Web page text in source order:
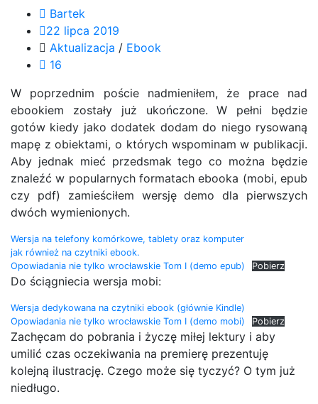
Bartek
22 lipca 2019
Aktualizacja / Ebook
16
W poprzednim poście nadmieniłem, że prace nad
ebookiem zostały już ukończone. W pełni będzie
gotów kiedy jako dodatek dodam do niego rysowaną
mapę z obiektami, o których wspominam w publikacji.
Aby jednak mieć przedsmak tego co można będzie
znaleźć w popularnych formatach ebooka (mobi, epub
czy pdf) zamieściłem wersję demo dla pierwszych
dwóch wymienionych.
Wersja na telefony komórkowe, tablety oraz komputer
jak również na czytniki ebook.
Opowiadania nie tylko wrocławskie Tom I (demo epub)
Pobierz
Do ściągniecia wersja mobi:
Wersja dedykowana na czytniki ebook (głównie Kindle)
Opowiadania nie tylko wrocławskie Tom I (demo mobi)
Pobierz
Zachęcam do pobrania i życzę miłej lektury i aby
umilić czas oczekiwania na premierę prezentuję
kolejną ilustrację. Czego może się tyczyć? O tym już
niedługo.